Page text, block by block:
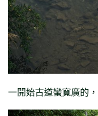
一開始古道蠻寬廣的